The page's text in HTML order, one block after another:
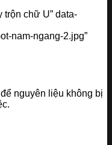
trộn chữ U” data-
nam-ngang-2.jpg”
nguyên liệu không bị